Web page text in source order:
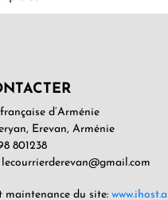
d’Arménie
Erevan, Arménie
801238
maintenance du site: